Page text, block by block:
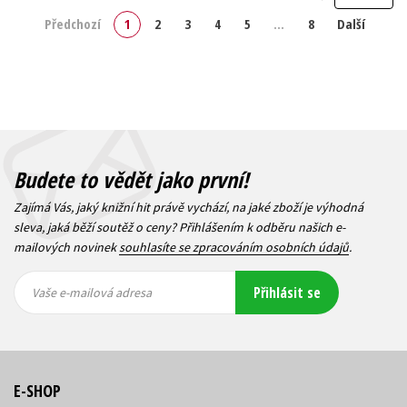
Předchozí 1 2 3 4 5 … 8 Další
Budete to vědět jako první!
Zajímá Vás, jaký knižní hit právě vychází, na jaké zboží je výhodná
sleva, jaká běží soutěž o ceny? Přihlášením k odběru našich e-
mailových novineksouhlasíte se zpracováním osobních údajů.
mailová
mailová
Vaše e-mailová adresa Přihlásit se
E-SHOP